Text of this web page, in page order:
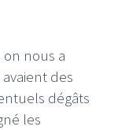
nous a
des
dégâts
les